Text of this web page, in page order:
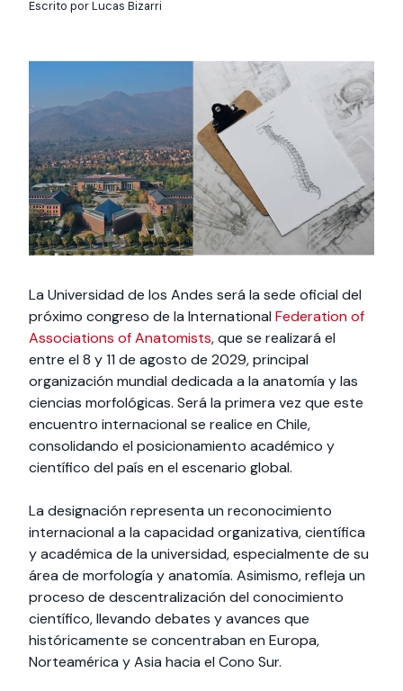
interesar:
International
students
Facultades
interesar:
2025
vinculación con la
Extensión Cultural
Te puede interesar: Filantropía y Donaciones
Te puede
Explora el campus
Uandes
Noticias
estudiantiles
Escrito por Lucas Bizarri
La Universidad de los Andes será la sede oficial del
próximo congreso de la International Federation of
Associations of Anatomists, que se realizará el
entre el 8 y 11 de agosto de 2029, principal
organización mundial dedicada a la anatomía y las
ciencias morfológicas. Será la primera vez que este
encuentro internacional se realice en Chile,
consolidando el posicionamiento académico y
científico del país en el escenario global.
La designación representa un reconocimiento
internacional a la capacidad organizativa, científica
y académica de la universidad, especialmente de su
área de morfología y anatomía. Asimismo, refleja un
proceso de descentralización del conocimiento
científico, llevando debates y avances que
históricamente se concentraban en Europa,
Norteamérica y Asia hacia el Cono Sur.